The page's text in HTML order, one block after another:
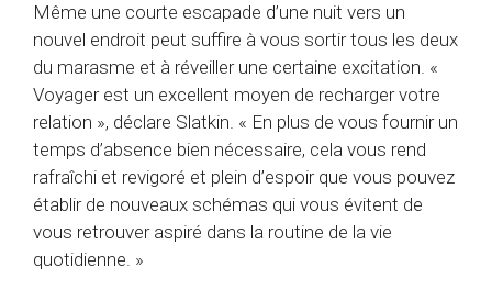
Même une courte escapade d’une nuit vers un
nouvel endroit peut suffire à vous sortir tous les deux
du marasme et à réveiller une certaine excitation. «
Voyager est un excellent moyen de recharger votre
relation », déclare Slatkin. « En plus de vous fournir un
temps d’absence bien nécessaire, cela vous rend
rafraîchi et revigoré et plein d’espoir que vous pouvez
établir de nouveaux schémas qui vous évitent de
vous retrouver aspiré dans la routine de la vie
quotidienne. »